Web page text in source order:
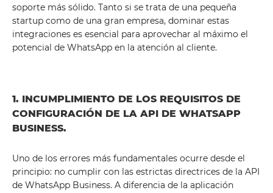
soporte más sólido. Tanto si se trata de una pequeña
startup como de una gran empresa, dominar estas
integraciones es esencial para aprovechar al máximo el
potencial de WhatsApp en la atención al cliente.
1. INCUMPLIMIENTO DE LOS REQUISITOS DE
CONFIGURACIÓN DE LA API DE WHATSAPP
BUSINESS.
Uno de los errores más fundamentales ocurre desde el
principio: no cumplir con las estrictas directrices de la API
de WhatsApp Business. A diferencia de la aplicación